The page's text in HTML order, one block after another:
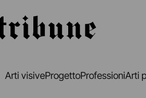
Arti visiveProgettoProfessioniArti